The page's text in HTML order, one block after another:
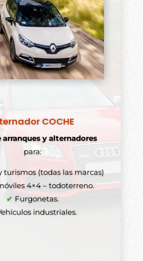
COCHE
arranques y alternadores
para:
turismos (todas las marcas)
4×4 – todoterreno.
✔ Furgonetas.
industriales.